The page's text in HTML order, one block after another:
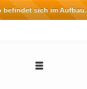
sich im Aufbau.
eingehalten oder erfüllt